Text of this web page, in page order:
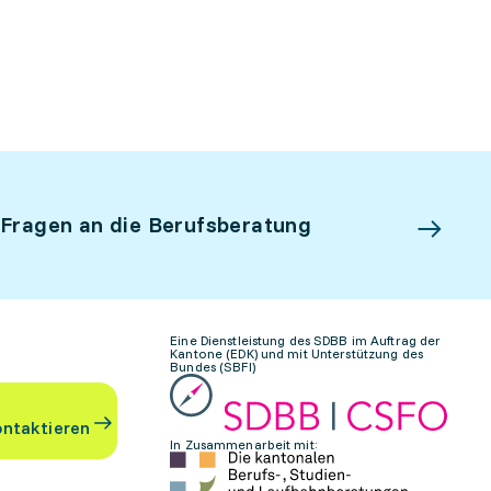
an die Berufsberatung
Eine Dienstleistung des SDBB im Auftrag der
Kantone (EDK) und mit Unterstützung des
Bundes (SBFI)
In Zusammenarbeit mit: